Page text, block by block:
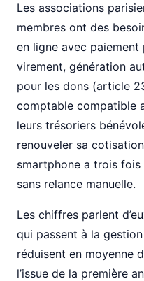
Les associations
membres ont des
en ligne avec
virement, génération
pour les dons (article
comptable compatible
leurs trésoriers
renouveler sa
smartphone a trois
sans relance manuelle.
Les chiffres parlent
qui passent à la
réduisent en moyenne
l’issue de la première